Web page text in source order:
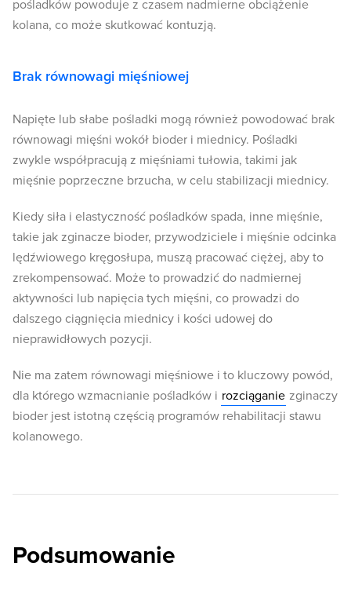
pośladków powoduje z czasem nadmierne obciążenie
kolana, co może skutkować kontuzją.
Brak równowagi mięśniowej
Napięte lub słabe pośladki mogą również powodować brak
równowagi mięśni wokół bioder i miednicy. Pośladki
zwykle współpracują z mięśniami tułowia, takimi jak
mięśnie poprzeczne brzucha, w celu stabilizacji miednicy.
Kiedy siła i elastyczność pośladków spada, inne mięśnie,
takie jak zginacze bioder, przywodziciele i mięśnie odcinka
lędźwiowego kręgosłupa, muszą pracować ciężej, aby to
zrekompensować. Może to prowadzić do nadmiernej
aktywności lub napięcia tych mięśni, co prowadzi do
dalszego ciągnięcia miednicy i kości udowej do
nieprawidłowych pozycji.
Nie ma zatem równowagi mięśniowe i to kluczowy powód,
dla którego wzmacnianie pośladków i rozciąganie zginaczy
bioder jest istotną częścią programów rehabilitacji stawu
kolanowego.
Podsumowanie